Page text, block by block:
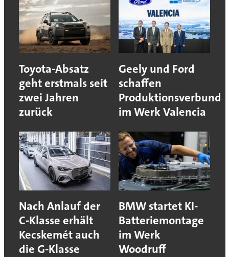
Toyota-Absatz
geht erstmals seit
zwei Jahren
zurück
Geely und Ford
schaffen
Produktionsverbund
im Werk Valencia
Nach Anlauf der
C-Klasse erhält
Kecskemét auch
die G-Klasse
BMW startet KI-
Batteriemontage
im Werk
Woodruff